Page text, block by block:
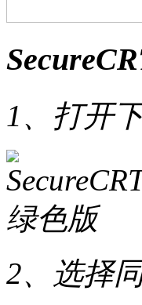
1、打开
2、选择